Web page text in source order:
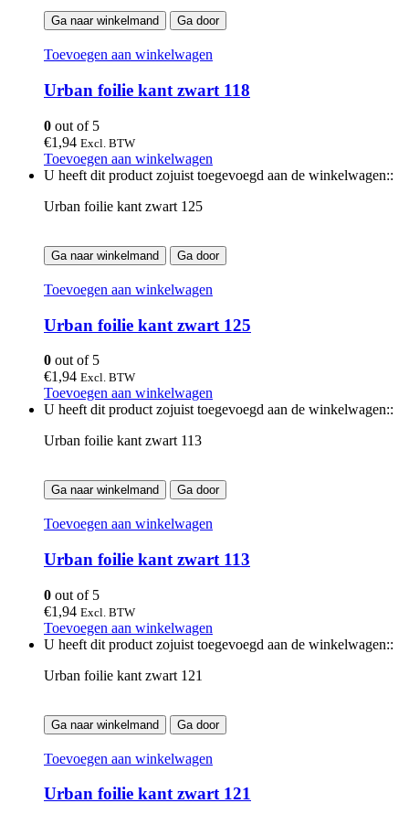
Ga naar winkelmand Ga door
Toevoegen aan winkelwagen
Urban foilie kant zwart 118
0 out of 5
€1,94 Excl. BTW
Toevoegen aan winkelwagen
U heeft dit product zojuist toegevoegd aan de winkelwagen::
Urban foilie kant zwart 125
Ga naar winkelmand Ga door
Toevoegen aan winkelwagen
Urban foilie kant zwart 125
0 out of 5
€1,94 Excl. BTW
Toevoegen aan winkelwagen
U heeft dit product zojuist toegevoegd aan de winkelwagen::
Urban foilie kant zwart 113
Ga naar winkelmand Ga door
Toevoegen aan winkelwagen
Urban foilie kant zwart 113
0 out of 5
€1,94 Excl. BTW
Toevoegen aan winkelwagen
U heeft dit product zojuist toegevoegd aan de winkelwagen::
Urban foilie kant zwart 121
Ga naar winkelmand Ga door
Toevoegen aan winkelwagen
Urban foilie kant zwart 121